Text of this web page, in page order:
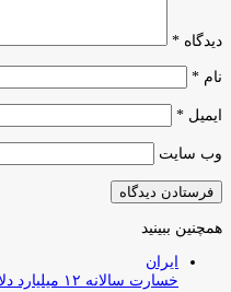
دیدگاه *
نام *
ایمیل *
وب‌ سایت
همچنین ببینید
ایران
خسارت سالانه ۱۲ میلیارد دلاری آلودگی هوا به اقتصاد ایران